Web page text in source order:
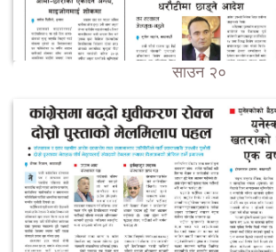
साउन २०